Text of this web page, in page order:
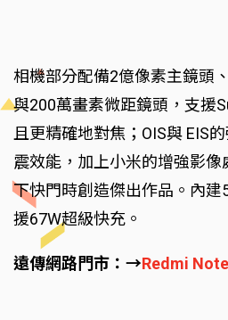
相機部分配備2億像素主鏡頭
與200萬畫素微距鏡頭，支援
且更精確地對焦；OIS與 EIS
震效能，加上小米的增強影
下快門時創造傑出作品。內建
援67W超級快充。
遠傳網路門市：→Redmi